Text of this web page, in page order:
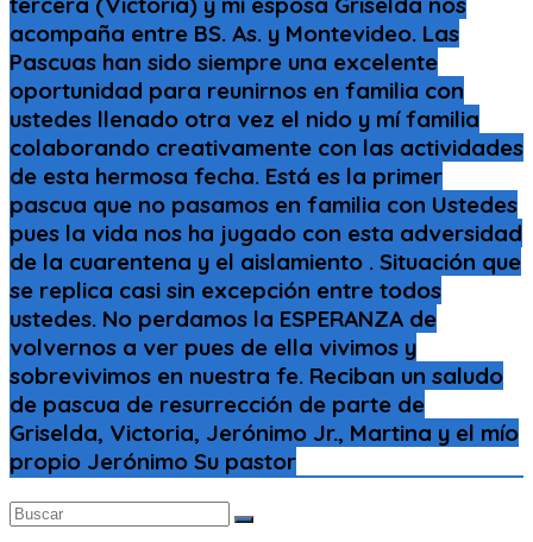
acompaña entre BS. As. y Montevideo. Las
Pascuas han sido siempre una excelente
oportunidad para reunirnos en familia con
ustedes llenado otra vez el nido y mí familia
colaborando creativamente con las actividades
de esta hermosa fecha. Está es la primer
pascua que no pasamos en familia con Ustedes
pues la vida nos ha jugado con esta adversidad
de la cuarentena y el aislamiento . Situación que
se replica casi sin excepción entre todos
ustedes. No perdamos la ESPERANZA de
volvernos a ver pues de ella vivimos y
sobrevivimos en nuestra fe. Reciban un saludo
de pascua de resurrección de parte de
Griselda, Victoria, Jerónimo Jr., Martina y el mío
propio Jerónimo Su pastor